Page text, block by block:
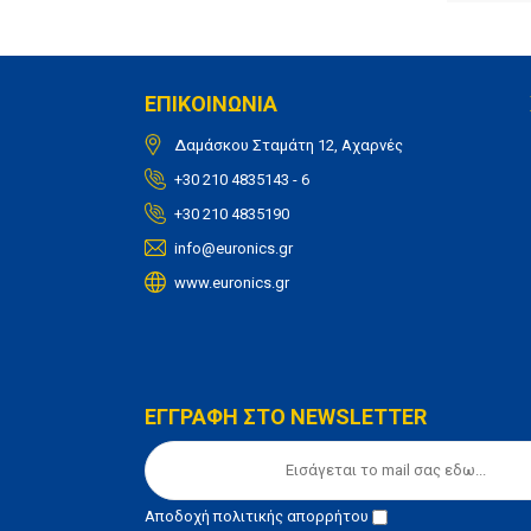
ΕΠΙΚΟΙΝΩΝΙΑ
Δαμάσκου Σταμάτη 12, Αχαρνές
+30 210 4835143 - 6
+30 210 4835190
info@euronics.gr
www.euronics.gr
ΕΓΓΡΑΦΗ ΣΤΟ NEWSLETTER
Αποδοχήπολιτικής απορρήτου